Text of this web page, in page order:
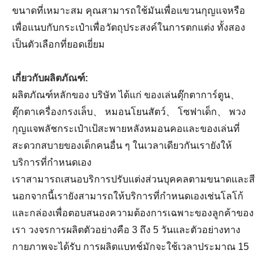
ขนาดที่เหมาะสม คุณสามารถใช้มันเพื่อแขวนกุญแจหรือ
เพื่อแนบกับกระเป๋าเพื่อวัตถุประสงค์ในการตกแต่ง ทั้งสอง
เป็นตัวเลือกที่ยอดเยี่ยม
เกี่ยวกับผลิตภัณฑ์:
ผลิตภัณฑ์หลักของ บริษัท ได้แก่ ของเล่นตุ๊กตาการ์ตูน、
ตุ๊กตาเครื่องกรงเล็บ、 หมอนโยนสัตว์、 โซฟาเด็ก、 พวง
กุญแจพลัชกระเป๋าเป้สะพายหลังหมอนคอและของเล่นที่
สะดวกสบายของเด็กคนอื่น ๆ ในเวลาเดียวกันเรายังให้
บริการที่กำหนดเอง
เราสามารถเสนอบริการปรับแต่งส่วนบุคคลตามขนาดและสี
นอกจากนี้เรายังสามารถให้บริการที่กำหนดเองเช่นโลโก้
และกล่องเพื่อตอบสนองความต้องการเฉพาะของลูกค้าของ
เรา วงจรการผลิตตัวอย่างคือ 3 ถึง 5 วันและตัวอย่างทาง
กายภาพจะได้รับ การผลิตแบทช์มักจะใช้เวลาประมาณ 15